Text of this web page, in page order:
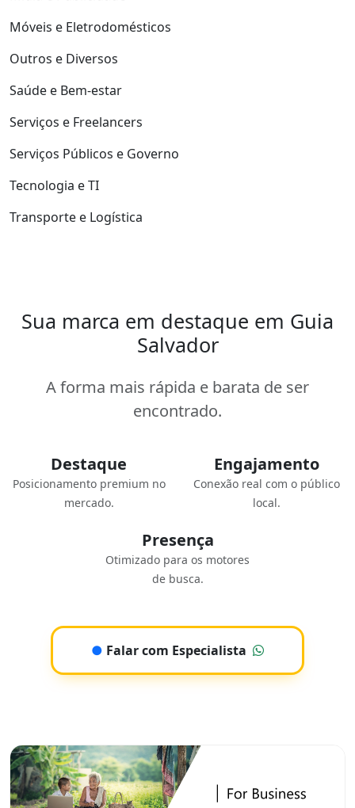
Móveis e Eletrodomésticos
Outros e Diversos
Saúde e Bem-estar
Serviços e Freelancers
Serviços Públicos e Governo
Tecnologia e TI
Transporte e Logística
Sua marca em destaque em Guia
Salvador
A forma mais rápida e barata de ser
encontrado.
Destaque
Posicionamento premium no
mercado.
Engajamento
Conexão real com o público
local.
Presença
Otimizado para os motores
de busca.
● Falar com Especialista